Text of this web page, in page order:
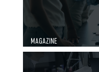
MAGAZINE